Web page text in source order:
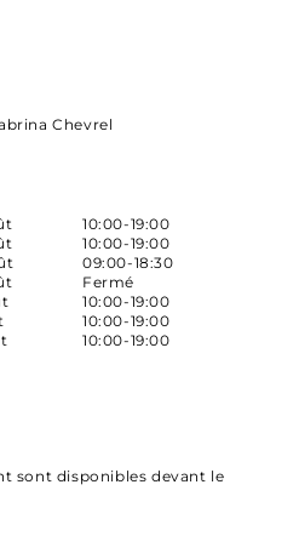
Chevrel
10:00-19:00
10:00-19:00
09:00-18:30
Fermé
10:00-19:00
10:00-19:00
10:00-19:00
sont disponibles devant le